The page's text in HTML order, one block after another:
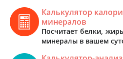
Калькулятор
минералов
Посчитает белки,
минералы в вашем